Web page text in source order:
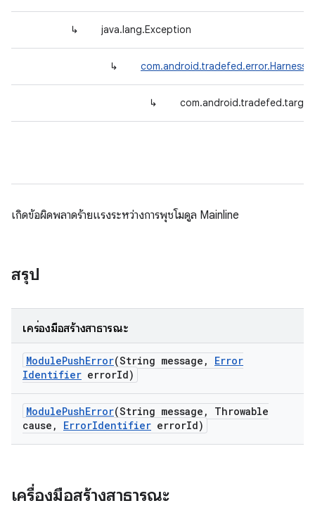
↳ java.lang.Exception
↳
↳
เกิดข้อผิดพลาดร้ายแรงระหว่างการพุชโมดูล Mainline
สรุป
เครื่องมือสร้างสาธารณะ
ModulePushError(String message ,
Error
Identifier errorId)
ModulePushError(String message ,
Throwable
cause , ErrorIdentifier errorId)
เครื่องมือสร้างสาธารณะ